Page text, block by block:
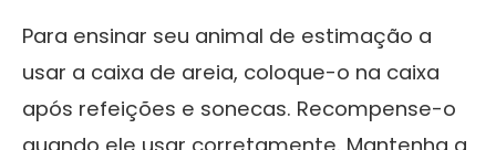
Para ensinar seu animal de estimação a
usar a caixa de areia, coloque-o na caixa
após refeições e sonecas. Recompense-o